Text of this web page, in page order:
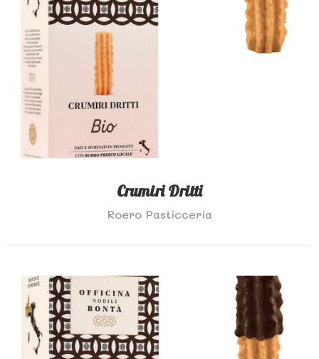
Crumiri Dritti
Roero Pasticceria